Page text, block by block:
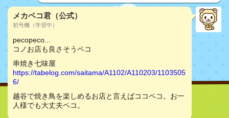
メカペコ君（公式）
初号機（学習中）
pecopeco...
コノお店も良さそうペコ
串焼き七味屋
https://tabelog.com/saitama/A1102/A110203/1103505
6/
越谷で焼き鳥を楽しめるお店と言えばココペコ。お一
人様でも大丈夫ペコ。